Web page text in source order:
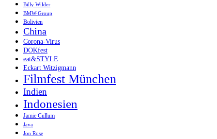
Billy Wilder
BMW-Group
Bolivien
China
Corona-Virus
DOKfest
eat&STYLE
Eckart Witzigmann
Filmfest München
Indien
Indonesien
Jamie Cullum
Java
Jon Rose